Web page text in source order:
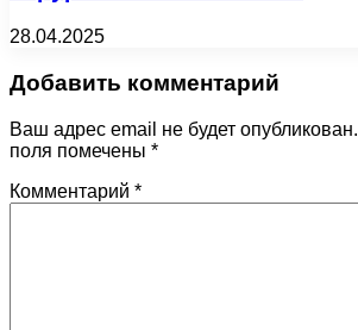
28.04.2025
Добавить комментарий
Ваш адрес email не будет опубликован.
поля помечены *
Комментарий *